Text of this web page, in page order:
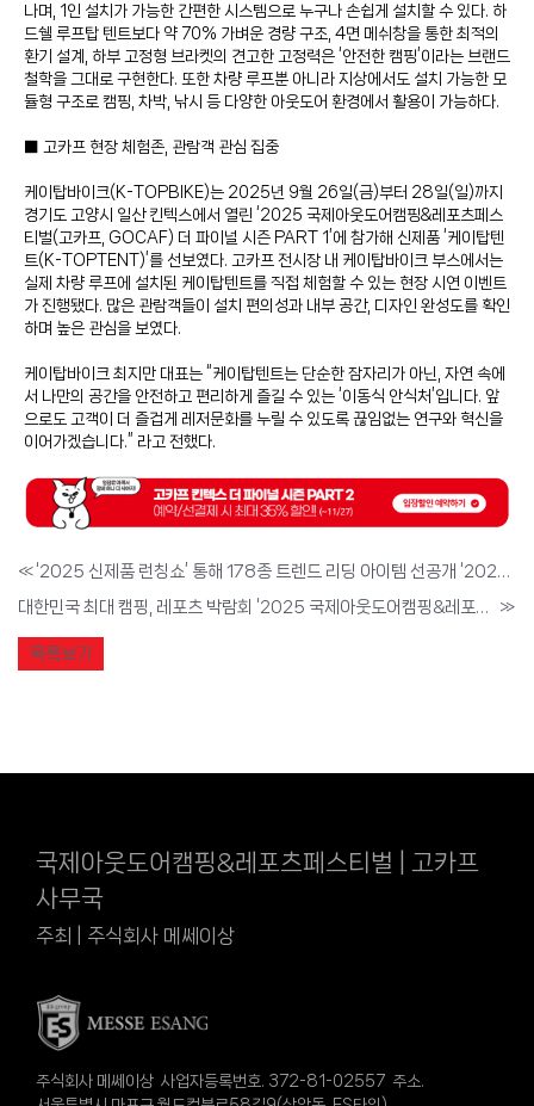
나며, 1인 설치가 가능한 간편한 시스템으로 누구나 손쉽게 설치할 수 있다. 하
드쉘 루프탑 텐트보다 약 70% 가벼운 경량 구조, 4면 메쉬창을 통한 최적의
환기 설계, 하부 고정형 브라켓의 견고한 고정력은 ‘안전한 캠핑’이라는 브랜드
철학을 그대로 구현한다. 또한 차량 루프뿐 아니라 지상에서도 설치 가능한 모
듈형 구조로 캠핑, 차박, 낚시 등 다양한 아웃도어 환경에서 활용이 가능하다.
■ 고카프 현장 체험존, 관람객 관심 집중
케이탑바이크(K-TOPBIKE)는 2025년 9월 26일(금)부터 28일(일)까지
경기도 고양시 일산 킨텍스에서 열린 ‘2025 국제아웃도어캠핑&레포츠페스
티벌(고카프, GOCAF) 더 파이널 시즌 PART 1’에 참가해 신제품 ‘케이탑텐
트(K-TOPTENT)’를 선보였다. 고카프 전시장 내 케이탑바이크 부스에서는
실제 차량 루프에 설치된 케이탑텐트를 직접 체험할 수 있는 현장 시연 이벤트
가 진행됐다. 많은 관람객들이 설치 편의성과 내부 공간, 디자인 완성도를 확인
하며 높은 관심을 보였다.
케이탑바이크 최지만 대표는 “케이탑텐트는 단순한 잠자리가 아닌, 자연 속에
서 나만의 공간을 안전하고 편리하게 즐길 수 있는 ‘이동식 안식처’입니다. 앞
으로도 고객이 더 즐겁게 레저문화를 누릴 수 있도록 끊임없는 연구와 혁신을
이어가겠습니다.” 라고 전했다.
«
‘2025 신제품 런칭쇼’ 통해 178종 트렌드 리딩 아이템 선공개 ‘2025 고카프 킨텍스 더 파이널 시즌 PART 1’, 9월 26일부터 킨텍스에서 개최
대한민국 최대 캠핑, 레포츠 박람회 ‘2025 국제아웃도어캠핑&레포츠페스티벌’, 11월 28일부터 킨텍스에서 개최
»
목록보기
국제아웃도어캠핑&레포츠페스티벌 | 고카프
사무국
주최 | 주식회사 메쎄이상
주식회사 메쎄이상 사업자등록번호. 372-81-02557 주소.